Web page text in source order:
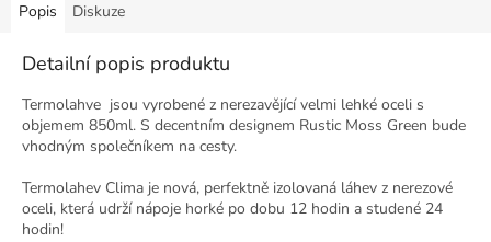
Popis Diskuze
Detailní popis produktu
Termolahve jsou vyrobené z nerezavějící velmi lehké oceli s
objemem 850ml. S decentním designem Rustic Moss Green bude
vhodným společníkem na cesty.
Termolahev Clima je nová, perfektně izolovaná láhev z nerezové
oceli, která udrží nápoje horké po dobu 12 hodin a studené 24
hodin!